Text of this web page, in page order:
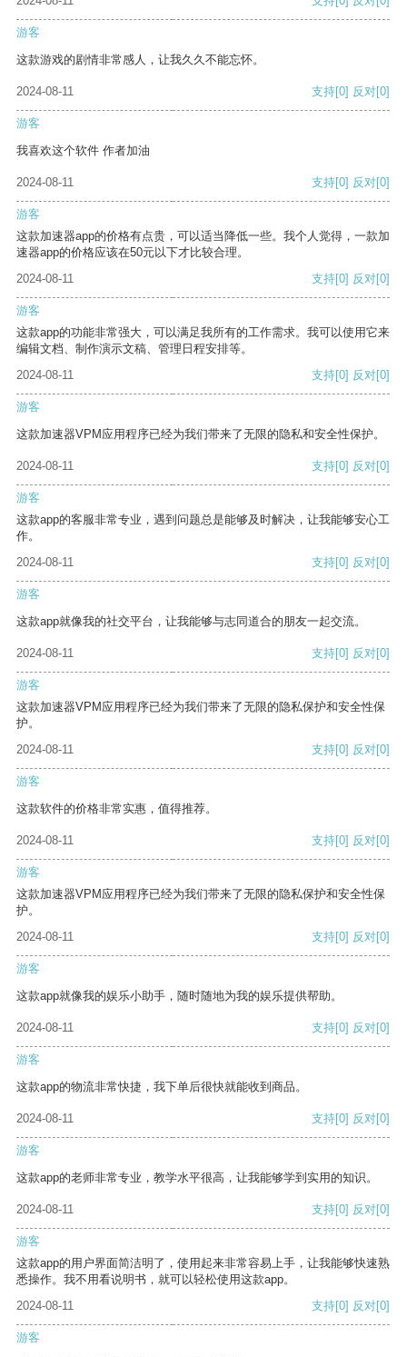
游客
这款游戏的剧情非常感人，让我久久不能忘怀。
2024-08-11 支持[0] 反对[0]
游客
我喜欢这个软件 作者加油
2024-08-11 支持[0] 反对[0]
游客
这款加速器app的价格有点贵，可以适当降低一些。我个人觉得，一款加
速器app的价格应该在50元以下才比较合理。
2024-08-11
支持[0] 反对[0]
游客
这款app的功能非常强大，可以满足我所有的工作需求。我可以使用它来
编辑文档、制作演示文稿、管理日程安排等。
2024-08-11
支持[0] 反对[0]
游客
这款加速器VPM应用程序已经为我们带来了无限的隐私和安全性保护。
2024-08-11 支持[0] 反对[0]
游客
这款app的客服非常专业，遇到问题总是能够及时解决，让我能够安心工
作。
2024-08-11
支持[0] 反对[0]
游客
这款app就像我的社交平台，让我能够与志同道合的朋友一起交流。
2024-08-11 支持[0] 反对[0]
游客
这款加速器VPM应用程序已经为我们带来了无限的隐私保护和安全性保
护。
2024-08-11
支持[0] 反对[0]
游客
这款软件的价格非常实惠，值得推荐。
2024-08-11 支持[0] 反对[0]
游客
这款加速器VPM应用程序已经为我们带来了无限的隐私保护和安全性保
护。
2024-08-11
支持[0] 反对[0]
游客
这款app就像我的娱乐小助手，随时随地为我的娱乐提供帮助。
2024-08-11 支持[0] 反对[0]
游客
这款app的物流非常快捷，我下单后很快就能收到商品。
2024-08-11 支持[0] 反对[0]
游客
这款app的老师非常专业，教学水平很高，让我能够学到实用的知识。
2024-08-11 支持[0] 反对[0]
游客
这款app的用户界面简洁明了，使用起来非常容易上手，让我能够快速熟
悉操作。我不用看说明书，就可以轻松使用这款app。
2024-08-11
支持[0] 反对[0]
游客